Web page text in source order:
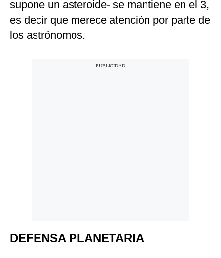
supone un asteroide- se mantiene en el 3,
es decir que merece atención por parte de
los astrónomos.
DEFENSA PLANETARIA